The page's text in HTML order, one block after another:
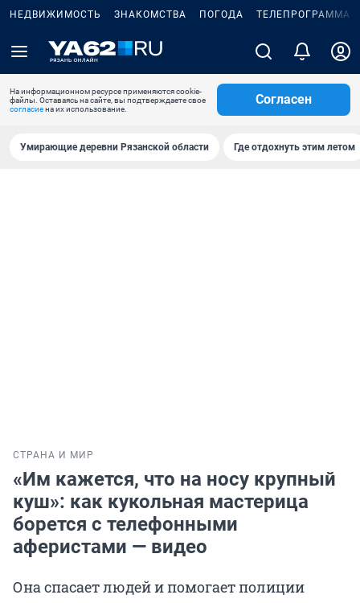
НЕДВИЖИМОСТЬ ЗНАКОМСТВА ПОГОДА ТЕЛЕПРОГРАММА
На информационном ресурсе применяются cookie-
файлы. Оставаясь на сайте, вы подтверждаете свое
согласиена их использование.
Согласен
Умирающие деревни Рязанской области Где отдохнуть этим летом
СТРАНА И МИР
«Им кажется, что на носу крупный
куш»: как кукольная мастерица
борется с телефонными
аферистами — видео
Она спасает людей и помогает полиции